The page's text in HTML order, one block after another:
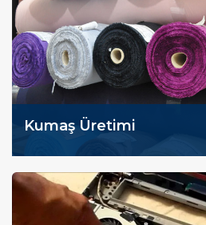
Kumaş Üretimi